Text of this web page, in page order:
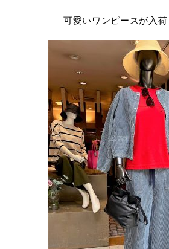
可愛いワンピースが入